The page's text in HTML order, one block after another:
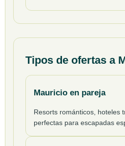
Tipos de ofertas a
Mauricio en pareja
Resorts románticos, hoteles
perfectas para escapadas